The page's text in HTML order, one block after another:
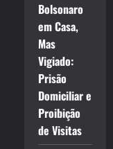
Bolsonaro
em Casa,
Mas
Vigiado:
Prisão
Domiciliar e
Proibição
de Visitas